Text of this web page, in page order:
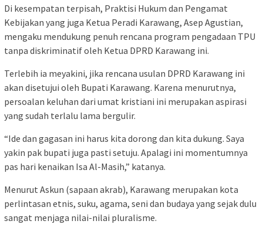
Di kesempatan terpisah, Praktisi Hukum dan Pengamat
Kebijakan yang juga Ketua Peradi Karawang, Asep Agustian,
mengaku mendukung penuh rencana program pengadaan TPU
tanpa diskriminatif oleh Ketua DPRD Karawang ini.
Terlebih ia meyakini, jika rencana usulan DPRD Karawang ini
akan disetujui oleh Bupati Karawang. Karena menurutnya,
persoalan keluhan dari umat kristiani ini merupakan aspirasi
yang sudah terlalu lama bergulir.
“Ide dan gagasan ini harus kita dorong dan kita dukung. Saya
yakin pak bupati juga pasti setuju. Apalagi ini momentumnya
pas hari kenaikan Isa Al-Masih,” katanya.
Menurut Askun (sapaan akrab), Karawang merupakan kota
perlintasan etnis, suku, agama, seni dan budaya yang sejak dulu
sangat menjaga nilai-nilai pluralisme.